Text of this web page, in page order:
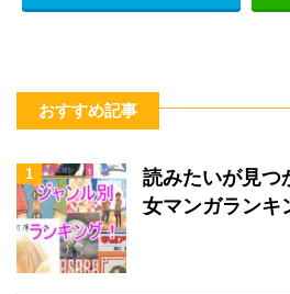
おすすめ記事
1
読みたいが見つ
女マンガランキ